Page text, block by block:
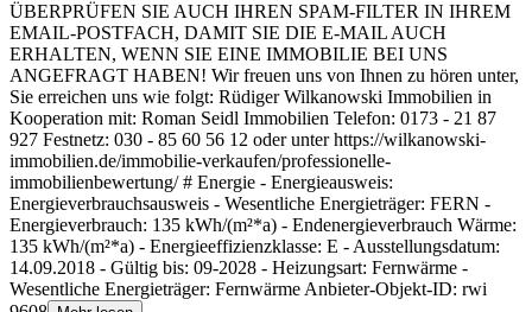
ÜBERPRÜFEN SIE AUCH IHREN SPAM-FILTER IN IHREM
EMAIL-POSTFACH, DAMIT SIE DIE E-MAIL AUCH
ERHALTEN, WENN SIE EINE IMMOBILIE BEI UNS
ANGEFRAGT HABEN! Wir freuen uns von Ihnen zu hören unter,
Sie erreichen uns wie folgt: Rüdiger Wilkanowski Immobilien in
Kooperation mit: Roman Seidl Immobilien Telefon: 0173 - 21 87
927 Festnetz: 030 - 85 60 56 12 oder unter https://wilkanowski-
immobilien.de/immobilie-verkaufen/professionelle-
immobilienbewertung/ # Energie - Energieausweis:
Energieverbrauchsausweis - Wesentliche Energieträger: FERN -
Energieverbrauch: 135 kWh/(m²*a) - Endenergieverbrauch Wärme:
135 kWh/(m²*a) - Energieeffizienzklasse: E - Ausstellungsdatum:
14.09.2018 - Gültig bis: 09-2028 - Heizungsart: Fernwärme -
Wesentliche Energieträger: Fernwärme Anbieter-Objekt-ID: rwi